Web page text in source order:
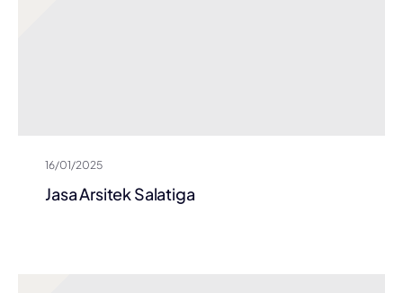
16/01/2025
Jasa Arsitek Salatiga